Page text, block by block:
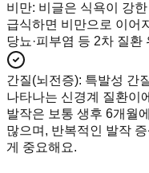
비만: 비글은 식욕이 강
급식하면 비만으로 이어
당뇨·피부염 등 2차 질환
간질(뇌전증): 특발성 간
나타나는 신경계 질환이
발작은 보통 생후 6개월
많으며, 반복적인 발작
게 중요해요.